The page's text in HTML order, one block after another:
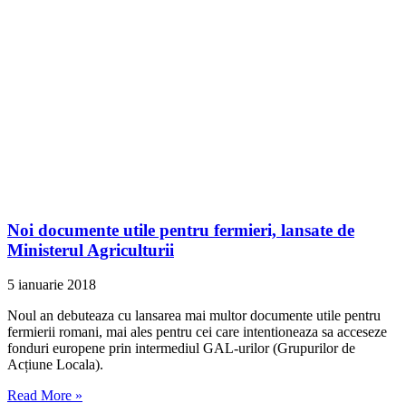
Noi documente utile pentru fermieri, lansate de
Ministerul Agriculturii
5 ianuarie 2018
Noul an debuteaza cu lansarea mai multor documente utile pentru
fermierii romani, mai ales pentru cei care intentioneaza sa acceseze
fonduri europene prin intermediul GAL-urilor (Grupurilor de
Acțiune Locala).
Read More »